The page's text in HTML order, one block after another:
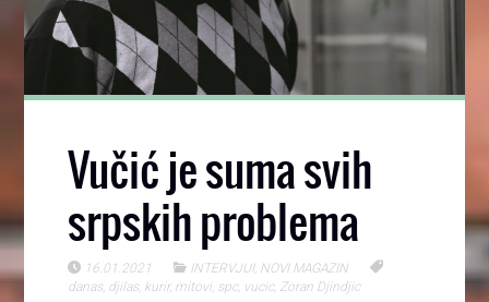
Vučić je suma svih
srpskih problema
16.01.2021 INTERVJUI, NOVI MAGAZIN
danas, djilas, kurir, mitovi, spc, vucic, Zoran Djindjic